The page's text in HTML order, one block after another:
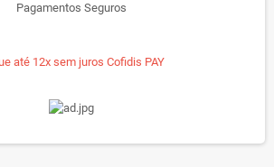
Pagamentos Seguros
até 12x sem juros Cofidis PAY